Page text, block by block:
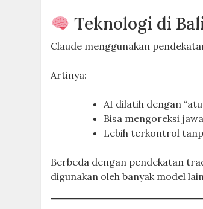
Teknologi di
Claude menggunakan
Artinya:
AI dilatih dengan
Bisa mengoreksi
Lebih terkontrol
Berbeda dengan pendekatan
digunakan oleh banyak model